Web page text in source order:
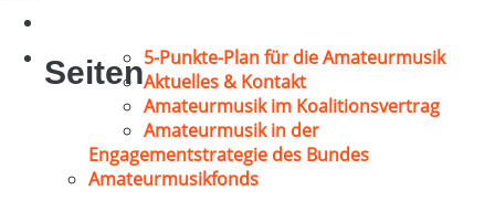
Seiten5-Punkte-Plan für die Amateurmusik
Aktuelles & Kontakt
Amateurmusik im Koalitionsvertrag
Amateurmusik in der
Engagementstrategie des Bundes
Amateurmusikfonds